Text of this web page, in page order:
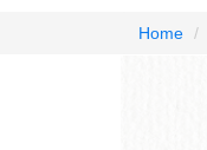
Home